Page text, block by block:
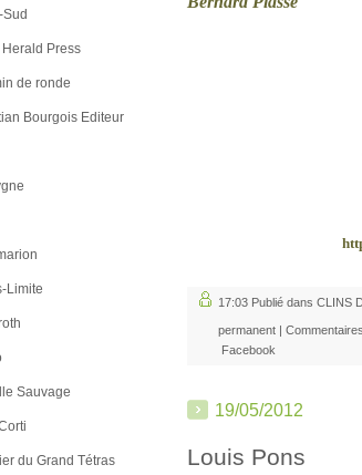
Herald Press
de ronde
Bourgois Editeur
Limite
Sauvage
du Grand Tétras
17:03 Publié dans CLINS
permanent |
Facebook
19/05/2012
Louis Pons